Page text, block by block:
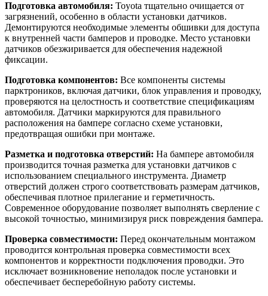
Подготовка автомобиля: Toyota тщательно очищается от
загрязнений, особенно в области установки датчиков.
Демонтируются необходимые элементы обшивки для доступа
к внутренней части бамперов и проводке. Место установки
датчиков обезжиривается для обеспечения надежной
фиксации.
Подготовка компонентов: Все компоненты системы
парктроников, включая датчики, блок управления и проводку,
проверяются на целостность и соответствие спецификациям
автомобиля. Датчики маркируются для правильного
расположения на бампере согласно схеме установки,
предотвращая ошибки при монтаже.
Разметка и подготовка отверстий: На бампере автомобиля
производится точная разметка для установки датчиков с
использованием специального инструмента. Диаметр
отверстий должен строго соответствовать размерам датчиков,
обеспечивая плотное прилегание и герметичность.
Современное оборудование позволяет выполнять сверление с
высокой точностью, минимизируя риск повреждения бампера.
Проверка совместимости: Перед окончательным монтажом
проводится контрольная проверка совместимости всех
компонентов и корректности подключения проводки. Это
исключает возникновение неполадок после установки и
обеспечивает бесперебойную работу системы.